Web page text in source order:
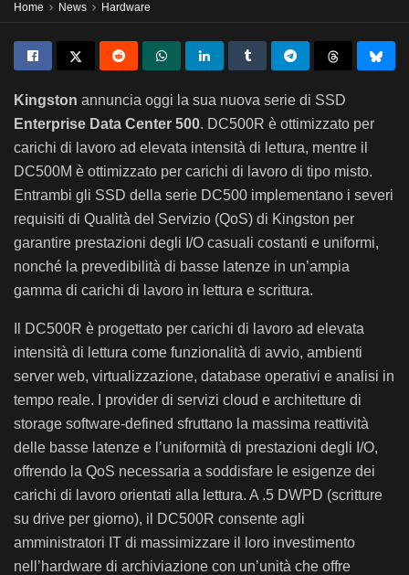
Home News Hardware
Kingston annuncia oggi la sua nuova serie di SSD
Enterprise Data Center 500. DC500R è ottimizzato per
carichi di lavoro ad elevata intensità di lettura, mentre il
DC500M è ottimizzato per carichi di lavoro di tipo misto.
Entrambi gli SSD della serie DC500 implementano i severi
requisiti di Qualità del Servizio (QoS) di Kingston per
garantire prestazioni degli I/O casuali costanti e uniformi,
nonché la prevedibilità di basse latenze in un’ampia
gamma di carichi di lavoro in lettura e scrittura.
Il DC500R è progettato per carichi di lavoro ad elevata
intensità di lettura come funzionalità di avvio, ambienti
server web, virtualizzazione, database operativi e analisi in
tempo reale. I provider di servizi cloud e architetture di
storage software-defined sfruttano la massima reattività
delle basse latenze e l’uniformità di prestazioni degli I/O,
offrendo la QoS necessaria a soddisfare le esigenze dei
carichi di lavoro orientati alla lettura. A .5 DWPD (scritture
su drive per giorno), il DC500R consente agli
amministratori IT di massimizzare il loro investimento
nell’hardware di archiviazione con un’unità che offre